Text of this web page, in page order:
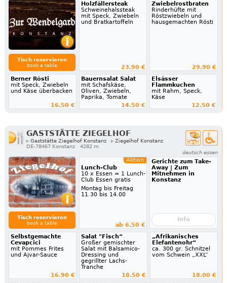
Tisch reservieren
book a table
Holzfällersteak
Schweinehalssteak
mit Speck, Zwiebeln
und Bratkartoffeln
23.90 €
Zwiebelrostbraten
Rinderhüfte mit
Röstzwiebeln und
hausgemachten Rösti
29.90 €
Berner Rösti
mit Speck, Zwiebeln
und Käse überbacken
16.50 €
Bauernsalat Salat
mit Schafskäse,
Oliven, Zwiebeln,
Paprika, Tomate
14.50 €
Elsässer
Flammkuchen
mit Rahm, Speck,
Käse
12.50 €
GASTSTÄTTE ZIEGELHOF
▹ Gaststätte Ziegelhof Konstanz
▹ Ziegelhof Konstanz
DE-78467 Konstanz
4282 m
deutsch essen
Tisch reservieren
book a table
Aktion
Lunch-Club
10 x Essen = 1 Lunch-
Club Essen gratis
Montag bis Freitag
11.30 bis 14.00
ab 6.50 €
Gerichte zum Take-
Away | Zum
Mitnehmen in
Konstanz
Info
Selbstgemachte
Cevapcici
mit Pommes Frites
und Ajvar-Sauce
16.90 €
Salat "Fisch“
Großer gemischter
Salat mit Balsamico-
Dressing und
gegrillter Lachs-
Tranche
18.50 €
„Afrikanisches
Elefantenohr“
ca. 300 gr. Schnitzel
vom Schwein „XXL“
18.00 €